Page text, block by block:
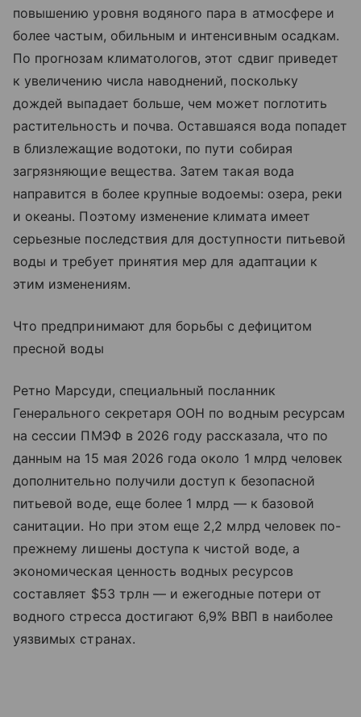
повышению уровня водяного пара в атмосфере и
более частым, обильным и интенсивным осадкам.
По прогнозам климатологов, этот сдвиг приведет
к увеличению числа наводнений, поскольку
дождей выпадает больше, чем может поглотить
растительность и почва. Оставшаяся вода попадет
в близлежащие водотоки, по пути собирая
загрязняющие вещества. Затем такая вода
направится в более крупные водоемы: озера, реки
и океаны. Поэтому изменение климата имеет
серьезные последствия для доступности питьевой
воды и требует принятия мер для адаптации к
этим изменениям.
Что предпринимают для борьбы с дефицитом
пресной воды
Ретно Марсуди, специальный посланник
Генерального секретаря ООН по водным ресурсам
на сессии ПМЭФ в 2026 году рассказала, что по
данным на 15 мая 2026 года около 1 млрд человек
дополнительно получили доступ к безопасной
питьевой воде, еще более 1 млрд — к базовой
санитации. Но при этом еще 2,2 млрд человек по-
прежнему лишены доступа к чистой воде, а
экономическая ценность водных ресурсов
составляет $53 трлн — и ежегодные потери от
водного стресса достигают 6,9% ВВП в наиболее
уязвимых странах.